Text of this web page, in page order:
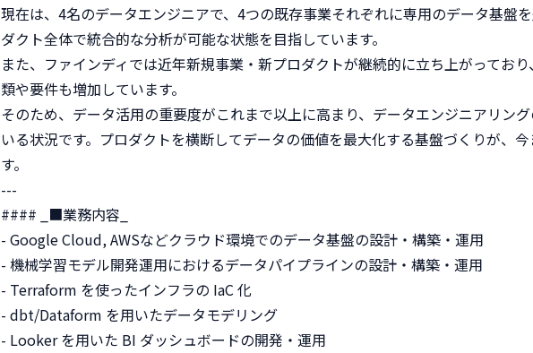
現在は、4名のデータエンジニアで、4つの既存事業それぞれに専用のデータ基盤
ダクト全体で統合的な分析が可能な状態を目指しています。
また、ファインディでは近年新規事業・新プロダクトが継続的に立ち上がってお
類や要件も増加しています。
そのため、データ活用の重要度がこれまで以上に高まり、データエンジニアリン
いる状況です。プロダクトを横断してデータの価値を最大化する基盤づくりが、
す。
---
#### _■業務内容_
- Google Cloud, AWSなどクラウド環境でのデータ基盤の設計・構築・運用
- 機械学習モデル開発運用におけるデータパイプラインの設計・構築・運用
- Terraform を使ったインフラの IaC 化
- dbt/Dataform を用いたデータモデリング
- Looker を用いた BI ダッシュボードの開発・運用